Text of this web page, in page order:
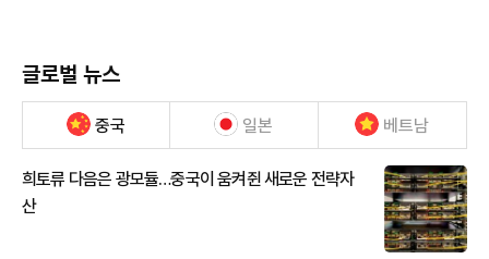
글로벌 뉴스
중국 일본 베트남
희토류 다음은 광모듈…중국이 움켜쥔 새로운 전략자
산